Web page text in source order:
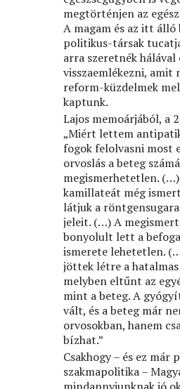
megtörténjen az
A magam és az itt álló
politikus-társak
arra szeretnék
visszaemlékezni, amit
reform-küzdelmek
kaptunk.
Lajos memoárjából, a
„Miért lettem
fogok felolvasni most
orvoslás a beteg
megismerhetetlen.
kamillateát még
látjuk a
jeleit. (…) A
bonyolult lett a
ismerete lehetetlen.
jöttek létre a
melyben eltűnt az
mint a beteg. A
vált, és a beteg már
orvosokban, hanem
bízhat.”
Csakhogy – és ez már
szakmapolitika –